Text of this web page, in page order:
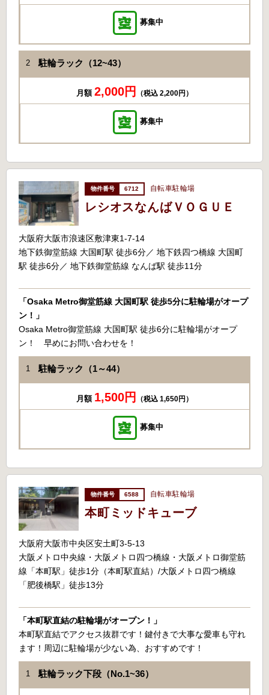
募集中
2 駐輪ラック（12~43）
月額 2,000円 （税込 2,200円）
募集中
6712 自転車駐輪場
レシオスなんばＶＯＧＵＥ
大阪府大阪市浪速区敷津東1-7-14
地下鉄御堂筋線 大国町駅 徒歩6分／ 地下鉄四つ橋線 大国町
駅 徒歩6分／ 地下鉄御堂筋線 なんば駅 徒歩11分
「Osaka Metro御堂筋線 大国町駅 徒歩5分に駐輪場がオープ
ン！」
Osaka Metro御堂筋線 大国町駅 徒歩6分に駐輪場がオープ
ン！ 早めにお問い合わせを！
1 駐輪ラック（1～44）
月額 1,500円 （税込 1,650円）
募集中
6588 自転車駐輪場
本町ミッドキューブ
大阪府大阪市中央区安土町3-5-13
大阪メトロ中央線・大阪メトロ四つ橋線・大阪メトロ御堂筋
線「本町駅」徒歩1分（本町駅直結）/大阪メトロ四つ橋線
「肥後橋駅」徒歩13分
「本町駅直結の駐輪場がオープン！」
本町駅直結でアクセス抜群です！鍵付きで大事な愛車も守れ
ます！周辺に駐輪場が少ない為、おすすめです！
1 駐輪ラック下段（No.1~36）